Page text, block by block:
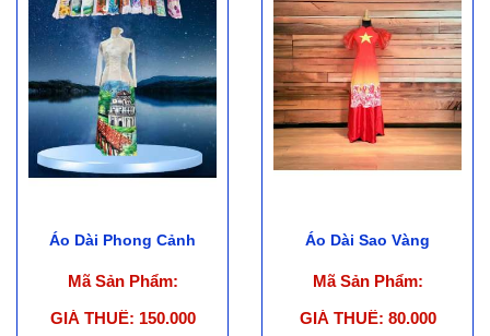
Áo Dài Phong Cảnh
Mã Sản Phẩm:
GIÁ THUÊ: 150.000
Áo Dài Sao Vàng
Mã Sản Phẩm:
GIÁ THUÊ: 80.000